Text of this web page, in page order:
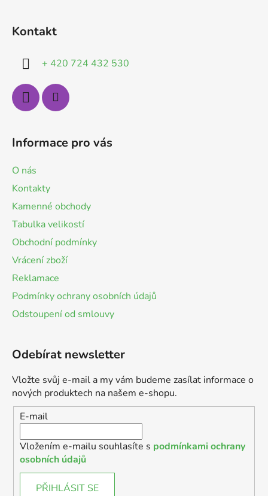
Kontakt
+ 420 724 432 530
Informace pro vás
O nás
Kontakty
Kamenné obchody
Tabulka velikostí
Obchodní podmínky
Vrácení zboží
Reklamace
Podmínky ochrany osobních údajů
Odstoupení od smlouvy
Odebírat newsletter
Vložte svůj e-mail a my vám budeme zasílat informace o
nových produktech na našem e-shopu.
E-mail
Vložením e-mailu souhlasíte s podmínkami ochrany
osobních údajů
PŘIHLÁSIT SE